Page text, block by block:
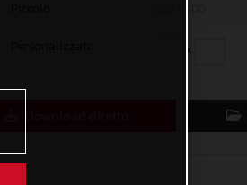
x